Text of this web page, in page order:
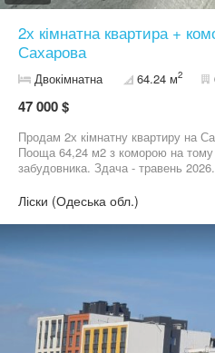
2х кімнатна квартира +
Сахарова
Двокімнатна 64.24 м2
47 000 $
Продам 2х кімнатну квартиру на
Пооща 64,24 м2 з коморою на тому
забудовника. Здача - травень
Ліски (Одеська обл.)